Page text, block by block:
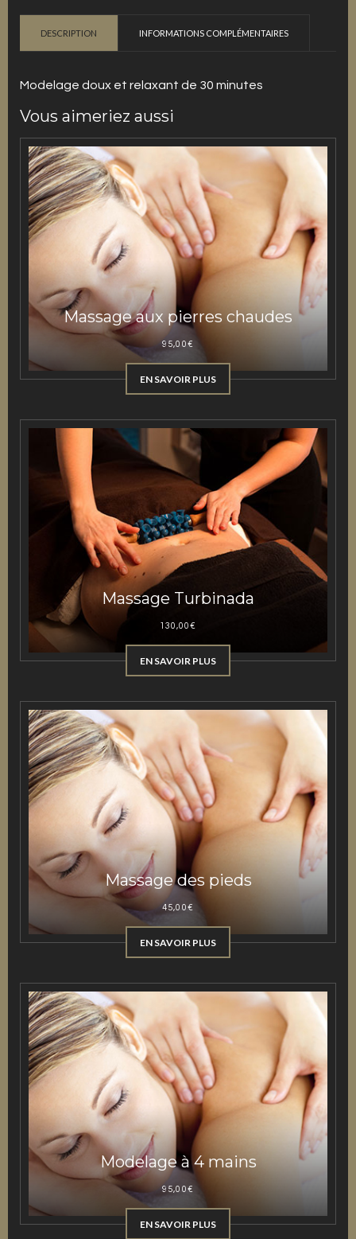
DESCRIPTION INFORMATIONS COMPLÉMENTAIRES
Modelage doux et relaxant de 30 minutes
Vous aimeriez aussi
Massage aux pierres chaudes
95,00€
EN SAVOIR PLUS
Massage Turbinada
130,00€
EN SAVOIR PLUS
Massage des pieds
45,00€
EN SAVOIR PLUS
Modelage à 4 mains
95,00€
EN SAVOIR PLUS